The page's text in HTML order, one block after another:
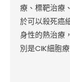
療、標靶治療
於可以殺死癌
身性的熱治療
別是CIK細胞